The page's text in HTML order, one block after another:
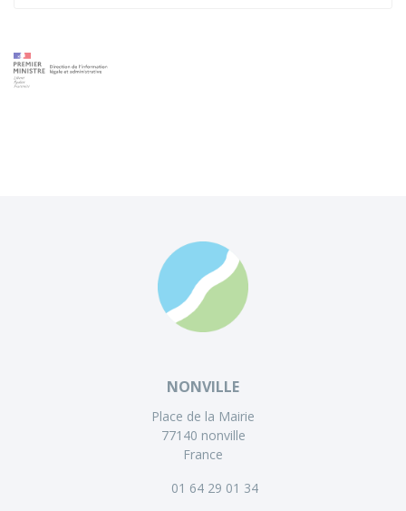
NONVILLE
Place de la Mairie
77140 nonville
France
01 64 29 01 34